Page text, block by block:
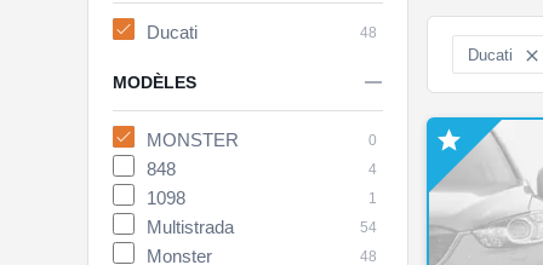
Ducati 

Ducati 48
MODÈLES 
MONSTER 0
848 4
1098 1
Multistrada 54
Monster 48